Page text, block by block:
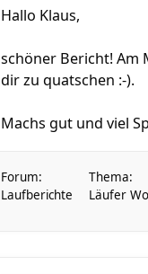
Hallo Klaus,
schöner Bericht! Am
dir zu quatschen :-).
Machs gut und viel
Forum:
Laufberichte
Thema:
Läufer